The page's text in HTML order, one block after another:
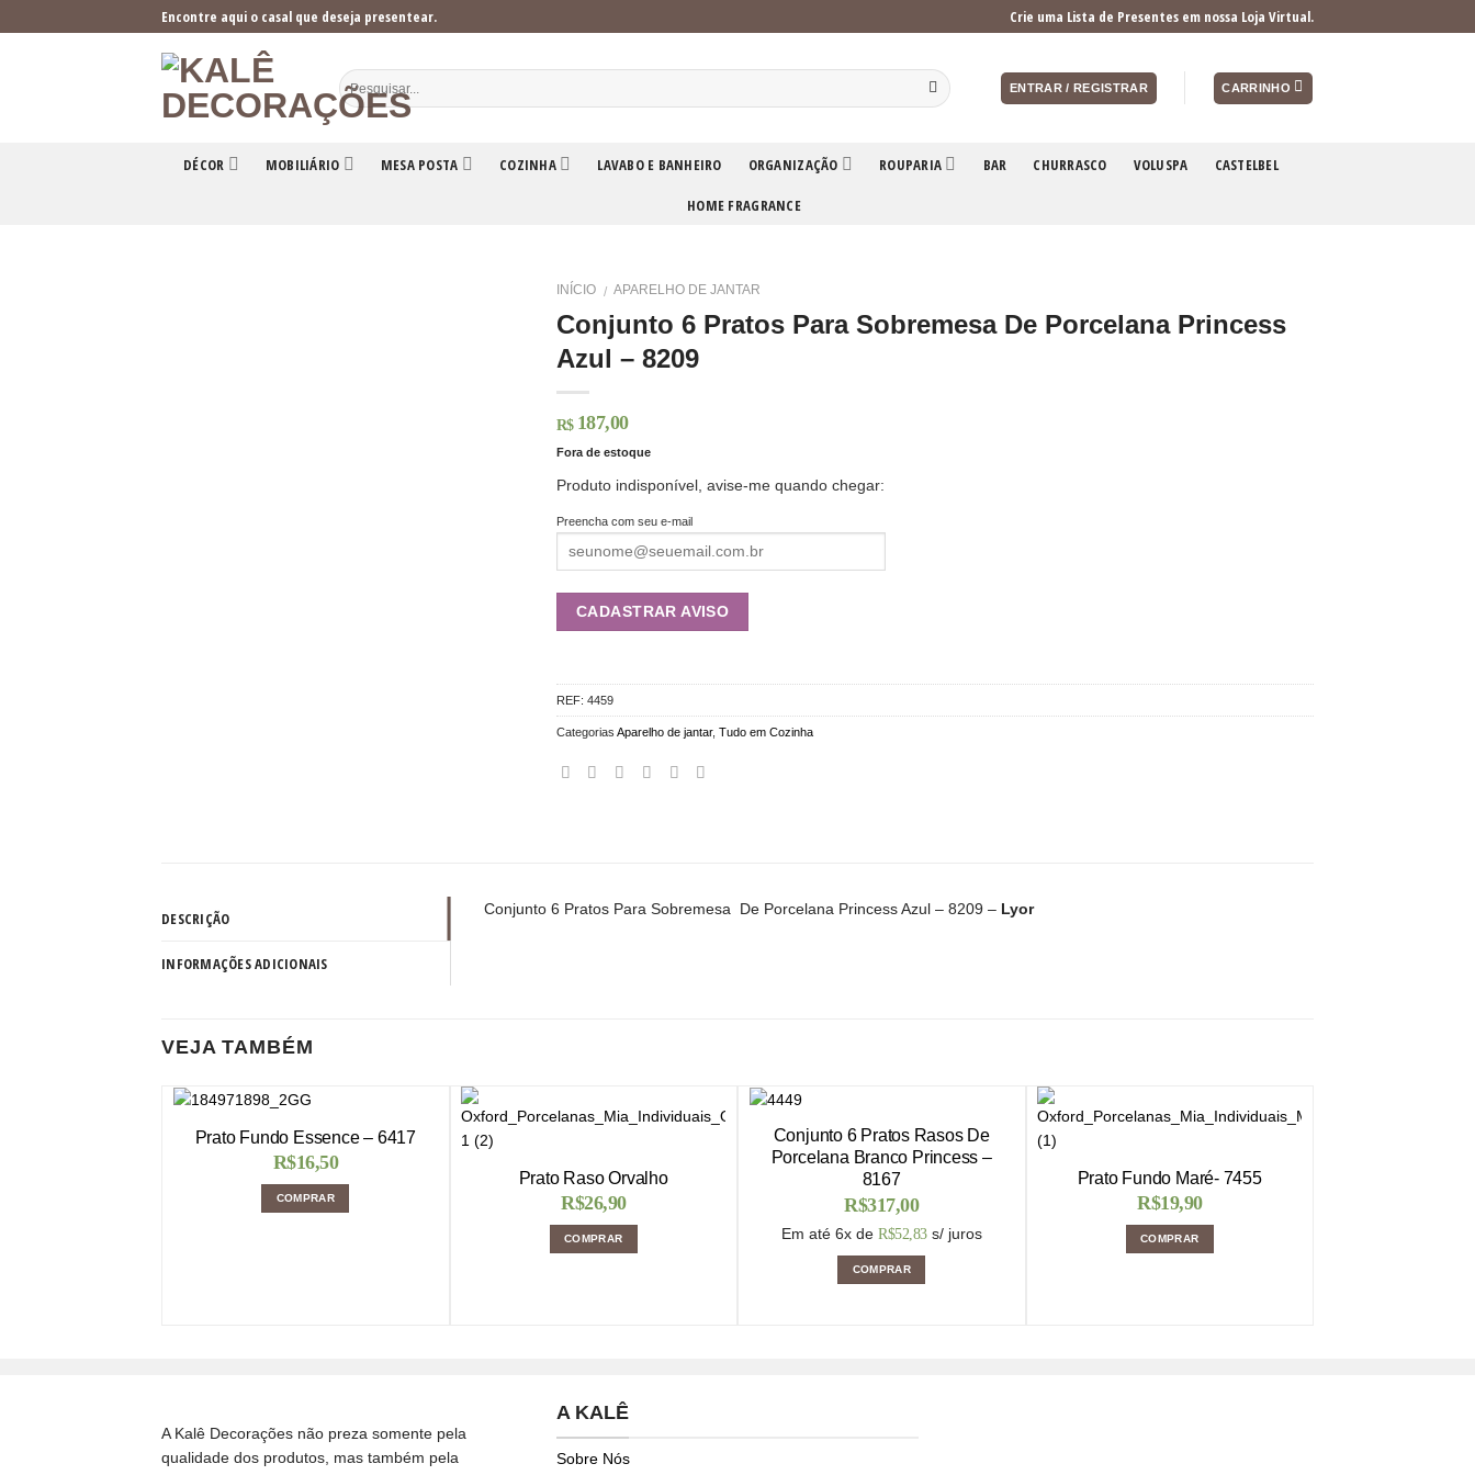
to
Encontre aqui o casal que deseja presentear. Crie uma Lista de Presentes em nossa Loja Virtual.
ENTRAR / REGISTRAR CARRINHO
DÉCOR MOBILIÁRIO MESA POSTA COZINHA LAVABO E BANHEIRO ORGANIZAÇÃO ROUPARIA BAR CHURRASCO VOLUSPA CASTELBEL
HOME FRAGRANCE
INÍCIO / APARELHO DE JANTAR
Conjunto 6 Pratos Para Sobremesa De Porcelana Princess
Azul – 8209
R$ 187,00
Fora de estoque
Produto indisponível, avise-me quando chegar:
Preencha com seu e-mail
REF: 4459
Categorias Aparelho de jantar, Tudo em Cozinha
DESCRIÇÃO
INFORMAÇÕES ADICIONAIS
Conjunto 6 Pratos Para Sobremesa De Porcelana Princess Azul – 8209 – Lyor
VEJA TAMBÉM
Prato Fundo Essence – 6417
R$16,50
COMPRAR
Prato Raso Orvalho
R$26,90
COMPRAR
Conjunto 6 Pratos Rasos De
Porcelana Branco Princess –
8167
R$317,00
Em até 6x de R$52,83 s/ juros
COMPRAR
Prato Fundo Maré- 7455
R$19,90
COMPRAR
A Kalê Decorações não preza somente pela
qualidade dos produtos, mas também pela
A KALÊ
Sobre Nós